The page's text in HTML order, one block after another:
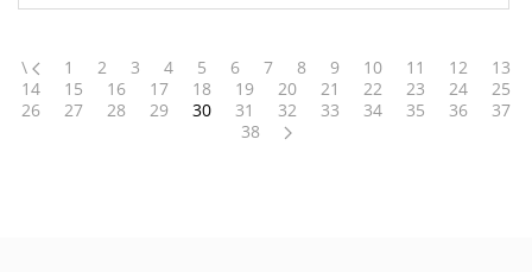
\ 1 2 3 4 5 6 7 8 9 10 11 12
13
14
15 16 17 18 19 20 21 22 23 24
25
26
27 28 29 30 31 32 33 34 35 36
37
38